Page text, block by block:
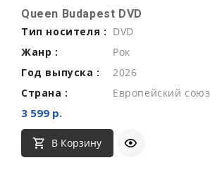
Queen Budapest DVD
Тип носителя : DVD
Жанр :
Рок
Год выпуска :
2026
Страна :
Европейский союз
3 599 р.
В Корзину